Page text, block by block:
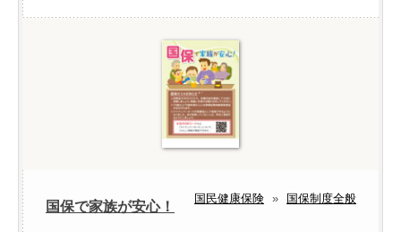
国民健康保険 » 国保制度全般
国保で家族が安心！